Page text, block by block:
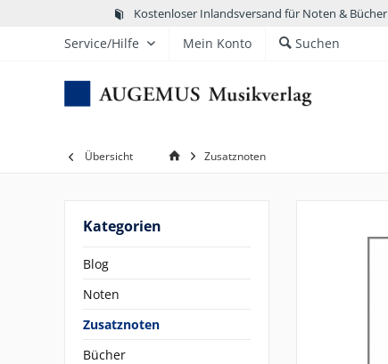
Kostenloser Inlandsversand für Noten & Bücher
Service/Hilfe Mein Konto Suchen
Übersicht Zusatznoten
Kategorien
Blog
Noten
Zusatznoten
Bücher